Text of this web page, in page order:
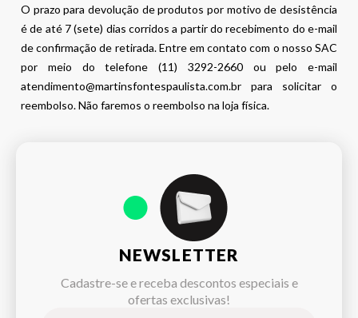
O prazo para devolução de produtos por motivo de desistência
é de até 7 (sete) dias corridos a partir do recebimento do e-mail
de confirmação de retirada. Entre em contato com o nosso SAC
por meio do telefone (11) 3292-2660 ou pelo e-mail
atendimento@martinsfontespaulista.com.br para solicitar o
reembolso. Não faremos o reembolso na loja física.
NEWSLETTER
Cadastre-se e receba descontos especiais e
ofertas exclusivas!